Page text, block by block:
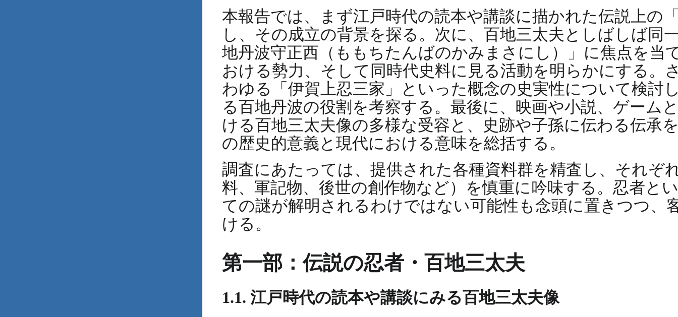
本報告では、まず江戸時代の読本や講談に描かれた伝説上の
し、その成立の背景を探る。次に、百地三太夫としばしば同
地丹波守正西（ももちたんばのかみまさにし）」に焦点を当
おける勢力、そして同時代史料に見る活動を明らかにする。
わゆる「伊賀上忍三家」といった概念の史実性について検討
る百地丹波の役割を考察する。最後に、映画や小説、ゲーム
ける百地三太夫像の多様な受容と、史跡や子孫に伝わる伝承
の歴史的意義と現代における意味を総括する。
調査にあたっては、提供された各種資料群を精査し、それぞ
料、軍記物、後世の創作物など）を慎重に吟味する。忍者と
ての謎が解明されるわけではない可能性も念頭に置きつつ、
ける。
第一部：伝説の忍者・百地三太夫
1.1. 江戸時代の読本や講談にみる百地三太夫像